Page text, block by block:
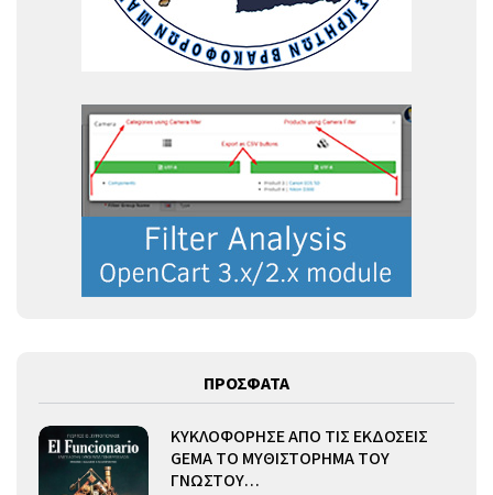
ΠΡΟΣΦΑΤΑ
ΚΥΚΛΟΦΟΡΗΣΕ ΑΠΟ ΤΙΣ ΕΚΔΟΣΕΙΣ
GEMA ΤΟ ΜΥΘΙΣΤΟΡΗΜΑ ΤΟΥ
ΓΝΩΣΤΟΥ…